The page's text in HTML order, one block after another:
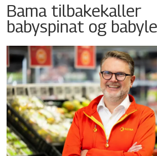
Bama tilbakekaller
babyspinat og